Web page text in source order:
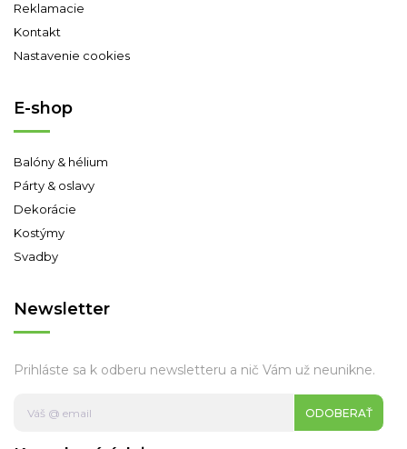
Reklamacie
Kontakt
Nastavenie cookies
E-shop
Balóny & hélium
Párty & oslavy
Dekorácie
Kostýmy
Svadby
Newsletter
Prihláste sa k odberu newsletteru a nič Vám už neunikne.
ODOBERAŤ